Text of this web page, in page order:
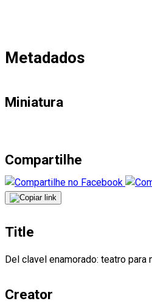
Metadados
Miniatura
Compartilhe
Title
Del clavel enamorado: teatro para
Creator